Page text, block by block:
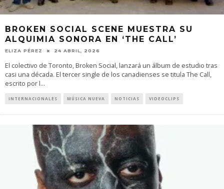
BROKEN SOCIAL SCENE MUESTRA SU
ALQUIMIA SONORA EN ‘THE CALL’
ELIZA PÉREZ 24 ABRIL, 2026
El colectivo de Toronto, Broken Social, lanzará un álbum de estudio tras
casi una década. El tercer single de los canadienses se titula The Call,
escrito por l...
INTERNACIONALES MÚSICA NUEVA NOTICIAS VIDEOCLIPS